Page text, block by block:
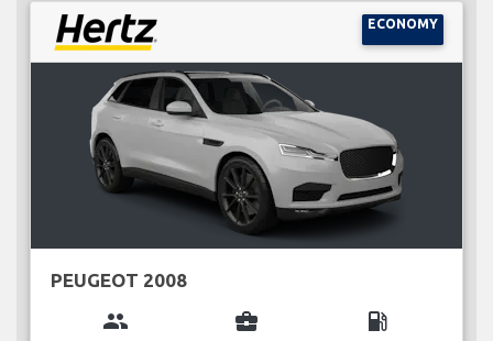
ECONOMY
PEUGEOT 2008
group business_center local_gas_station